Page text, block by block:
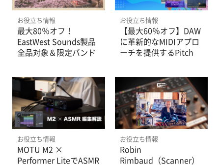
お役立ち情報
最大80％オフ！
EastWest Sounds製品
全品対象＆限定バンド
World Saleは8/30ま
お役立ち情報
【最大60％オフ】DAW
に革新的なMIDIアプロ
ーチを提供するPitch
Summer Saleは8/7ま
で。
お役立ち情報
MOTU M2 ×
Performer LiteでASMR
お役立ち情報
Robin
Rimbaud（Scanner）